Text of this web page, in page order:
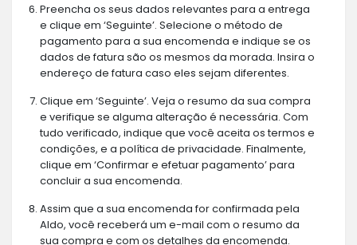
Preencha os seus dados relevantes para a entrega
e clique em ‘Seguinte’. Selecione o método de
pagamento para a sua encomenda e indique se os
dados de fatura são os mesmos da morada. Insira o
endereço de fatura caso eles sejam diferentes.
Clique em ‘Seguinte’. Veja o resumo da sua compra
e verifique se alguma alteração é necessária. Com
tudo verificado, indique que você aceita os termos e
condições, e a política de privacidade. Finalmente,
clique em ‘Confirmar e efetuar pagamento’ para
concluir a sua encomenda.
Assim que a sua encomenda for confirmada pela
Aldo, você receberá um e-mail com o resumo da
sua compra e com os detalhes da encomenda.